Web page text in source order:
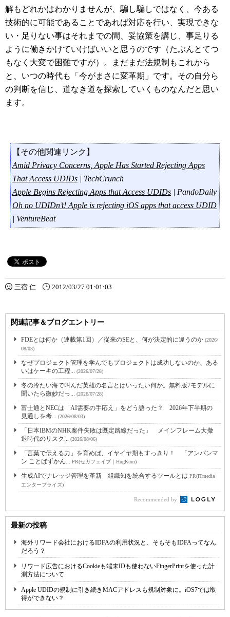
解もどれかはわかりませんが、騙し騙しではなく、今ある
技術的に可能であることであれば対応を行い、実現できな
い・足りない事はそれまでの間、妥協策を講じ、事足りる
ように働きかけていけばいいと思うのです（たぶんとてつ
もなく大変で困難ですが）。まだまだ法規制もこれから
と、いつの時代も「今がまさに変革期」です。その自分ら
の判断を信じ、道なき道を探索していくものなんだと思い
ます。
【その他関連リンク】
Amid Privacy Concerns, Apple Has Started Rejecting Apps
That Access UDIDs | TechCrunch
Apple Begins Rejecting Apps that Access UDIDs | PandoDaily
Oh no UDIDn’t! Apple is rejecting iOS apps that access UDID
| VentureBeat
三宿 仁 2012/03/27 01:01:03
関連記事＆ブログエントリー
FDEとは何か（連載第1回）／従来のSEと、何が決定的に違うのか (2026/
08/03)
なぜプロジェクト管理を学んでもプロジェクトは成功しないのか、ある
いはケーキの工程...
(2026/07/28)
冬の冷たい海で叫んだ英雄の名言とはいったい何か。無料版7モデルに
聞いたら微妙だっ...
(2026/07/28)
富士通とNECは「AI需要の手応え」をどう語った？ 2026年下半期の
見通しを考...
(2026/08/03)
「日本IBMのNHK案件失敗は既定路線だった」 メインフレーム大撤
退時代のリスク...
(2026/08/06)
「言葉で伝える力」を育めば、イヤイヤ期もすっきり！ 「アンパンマ
ン ことばずかん...
PR(セガフェイブ｜HugKum)
生成AIでナレッジ管理を革新 組織知を統合するツールとは PR(ITmedia
エンタープライズ)
Recommended by
最新の投稿
海外リワード会社におけるIDFAの利用状況と、そもそもIDFAってなん
だろう？
リワード広告におけるCookieも端末IDも使わないFingerPrintを使った計
測方法について
Apple UDIDの規制に引き続きMACアドレスも規制対象に。iOS7では取
得ができない？